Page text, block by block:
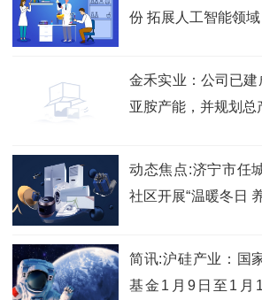
份 拓展人工智能领域
金禾实业：公司已
亚胺产能，并规划总
动态焦点:济宁市任
社区开展“温暖冬日
简讯:沪硅产业：国
基金1月9日至1月